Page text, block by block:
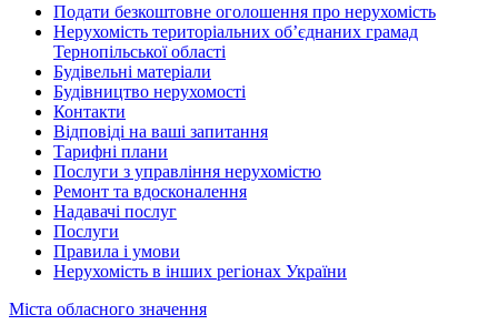
Подати безкоштовне оголошення про нерухомість
Нерухомість територіальних об’єднаних грамад
Тернопільської області
Будівельні матеріали
Будівництво нерухомості
Контакти
Відповіді на ваші запитання
Тарифні плани
Послуги з управління нерухомістю
Ремонт та вдосконалення
Надавачі послуг
Послуги
Правила і умови
Нерухомість в інших регіонах України
Міста обласного значення